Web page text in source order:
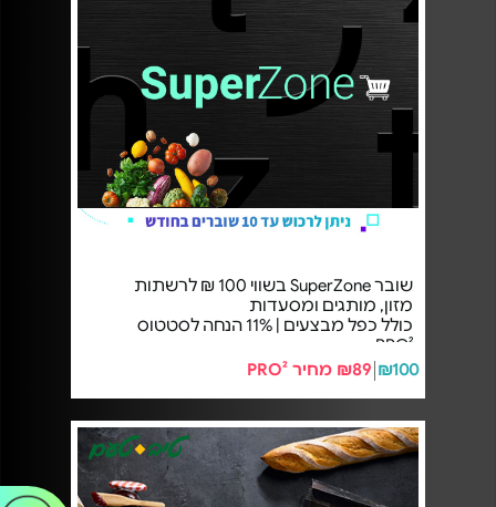
שובר SuperZone בשווי 100 ₪ לרשתות
מזון, מותגים ומסעדות
כולל כפל מבצעים | 11% הנחה לסטטוס
PRO²
₪100 ₪89 מחיר PRO²